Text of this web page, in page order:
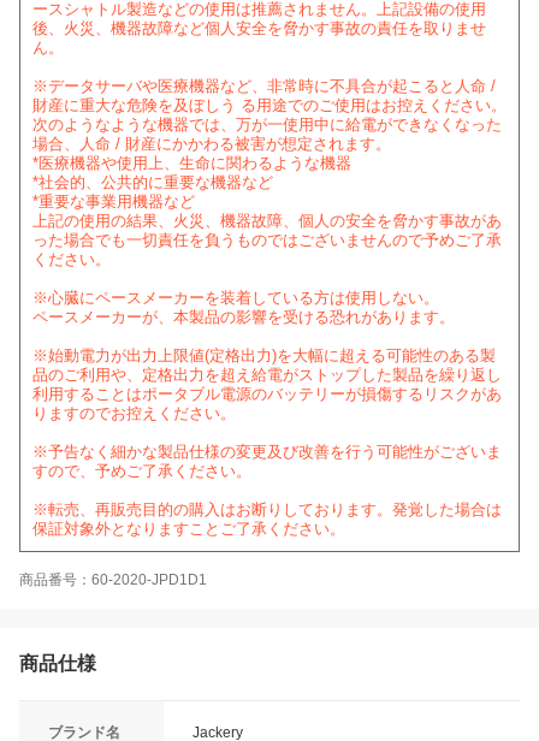
ースシャトル製造などの使用は推薦されません。上記設備の使用
後、火災、機器故障など個人安全を脅かす事故の責任を取りませ
ん。
※データサーバや医療機器など、非常時に不具合が起こると人命 /
財産に重大な危険を及ぼしう る用途でのご使用はお控えください。
次のようなような機器では、万が一使用中に給電ができなくなった
場合、人命 / 財産にかかわる被害が想定されます。
*医療機器や使用上、生命に関わるような機器
*社会的、公共的に重要な機器など
*重要な事業用機器など
上記の使用の結果、火災、機器故障、個人の安全を脅かす事故があ
った場合でも一切責任を負うものではございませんので予めご了承
ください。
※心臓にペースメーカーを装着している方は使用しない。
ペースメーカーが、本製品の影響を受ける恐れがあります。
※始動電力が出力上限値(定格出力)を大幅に超える可能性のある製
品のご利用や、定格出力を超え給電がストップした製品を繰り返し
利用することはポータブル電源のバッテリーが損傷するリスクがあ
りますのでお控えください。
※予告なく細かな製品仕様の変更及び改善を行う可能性がございま
すので、予めご了承ください。
※転売、再販売目的の購入はお断りしております。発覚した場合は
保証対象外となりますことご了承ください。
商品番号：60-2020-JPD1D1
商品仕様
ブランド名 Jackery